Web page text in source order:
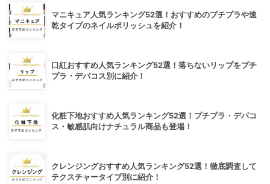
マニキュア人気ランキング52選！おすすめのプチプラや速
乾タイプのネイルポリッシュを紹介！
口紅おすすめ人気ランキング52選！落ちないリップをプチ
プラ・デパコス別に紹介！
化粧下地おすすめ人気ランキング52選！プチプラ・デパコ
ス・敏感肌向けナチュラル商品も登場！
クレンジングおすすめ人気ランキング52選！徹底調査して
テクスチャータイプ別に紹介！